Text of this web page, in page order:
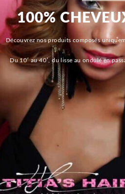
100%
Découvrez nos produits composés
Du 10′ au 40′, du lisse au ondulé en